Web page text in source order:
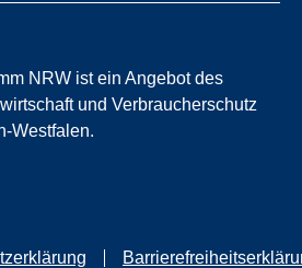
NRW ist ein Angebot des
und Verbraucherschutz
Westfalen.